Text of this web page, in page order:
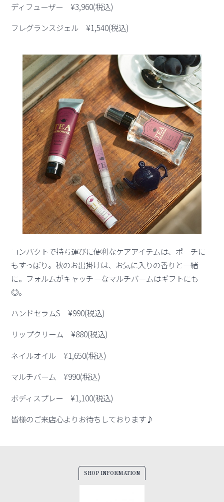
ディフューザー ¥3,960(税込)
フレグランスジェル ¥1,540(税込)
コンパクトで持ち運びに便利なケアアイテムは、ポーチに
もすっぽり。秋のお出掛けは、お気に入りの香りと一緒
に。フォルムがキャッチーなマルチバームはギフトにも
◎。
ハンドセラムS ¥990(税込)
リップクリーム ¥880(税込)
ネイルオイル ¥1,650(税込)
マルチバーム ¥990(税込)
ボディスプレー ¥1,100(税込)
皆様のご来店心よりお待ちしております♪
SHOP INFORMATION